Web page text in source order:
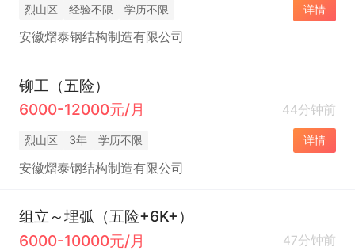
烈山区 经验不限 学历不限 详情
安徽熠泰钢结构制造有限公司
铆工（五险）
6000-12000元/月
44分钟前
烈山区 3年 学历不限 详情
安徽熠泰钢结构制造有限公司
组立～埋弧（五险+6K+）
6000-10000元/月
47分钟前